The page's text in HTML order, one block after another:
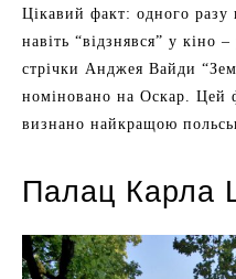
Цікавий факт: одного разу
навіть “відзнявся” у кіно
стрічки Анджея Вайди
номіновано на Оскар. Цей
визнано найкращою
Палац Карла